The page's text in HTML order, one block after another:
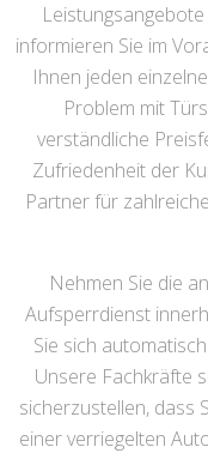
informieren Sie im
Ihnen jeden
Problem mit
verständliche
Zufriedenheit der
Partner für
Nehmen Sie die
Aufsperrdienst
Sie sich
Unsere Fachkräfte
sicherzustellen, dass
einer verriegelten